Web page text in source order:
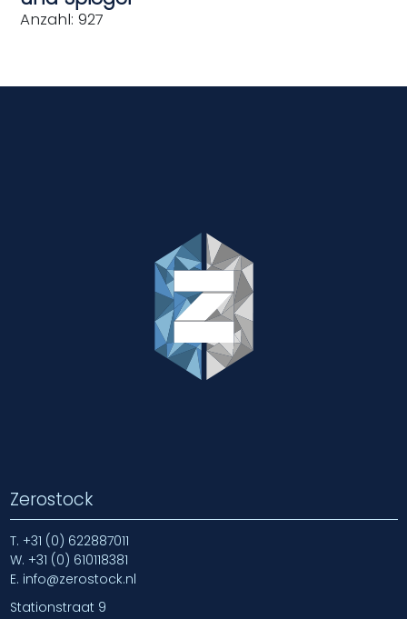
Anzahl: 927
Zerostock
T. +31 (0) 622887011
W. +31 (0) 610118381
E. info@zerostock.nl
Stationstraat 9